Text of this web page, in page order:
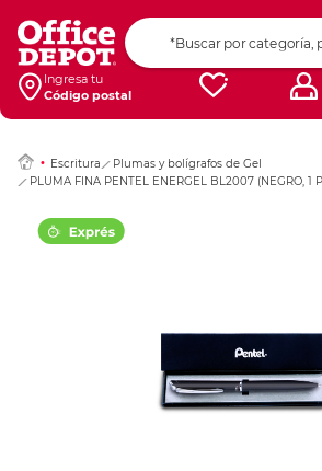
Ingresa tu
Código postal
Escritura
Plumas y bolígrafos de Gel
PLUMA FINA PENTEL ENERGEL BL2007 (NEGRO, 1